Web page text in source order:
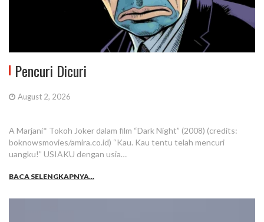
Pencuri Dicuri
August 2, 2026
A Marjani* Tokoh Joker dalam film “Dark Night” (2008) (credits:
boknowsmovies/amira.co.id) “Kau. Kau tentu telah mencuri
uangku!” USIAKU dengan usia…
BACA SELENGKAPNYA...